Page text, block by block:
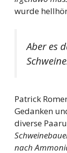
wurde
Aber es
Patrick
Gedanken
diverse
nach